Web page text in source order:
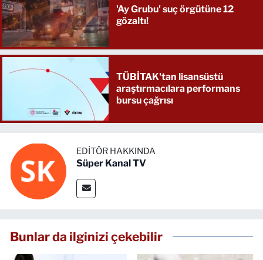
'Ay Grubu' suç örgütüne 12
gözaltı!
TÜBİTAK'tan lisansüstü
araştırmacılara performans
bursu çağrısı
EDITÖR HAKKINDA
Süper Kanal TV
Bunlar da ilginizi çekebilir